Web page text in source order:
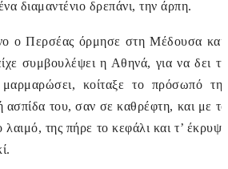
διαμαντένιο δρεπάνι, την άρπη.
ο Περσέας όρμησε στη Μέδουσα και,
συμβουλέψει η Αθηνά, για να δει τη
κοίταξε το πρόσωπό της
ασπίδα του, σαν σε καθρέφτη, και με το
της πήρε το κεφάλι και τ’ έκρυψε